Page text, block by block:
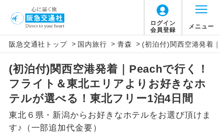
ログイン
会員登録
メニュー
阪急交通社トップ > 国内旅行 > 青森 > (初泊付)関西空港発着
(初泊付)関西空港発着｜Peachで行く！
フライト＆東北エリアよりお好きなホ
テルが選べる！東北フリー1泊4日間
東北６県・新潟からお好きなホテルをお選び頂けま
す♪（一部追加代金要）
【国内旅客施設使用料について】
旅行代金に国内旅客施設使用料は含まれてお
りません。別途お支払いが必要となります。
関空(2ﾀｰﾐﾅﾙ国内線出発)片道：大人510円、
子供510円
関空(2ﾀｰﾐﾅﾙ国内線到着)片道：大人510円、
子供510円
アイコン 説明
添乗員同行
往路出発空港（駅）から復路到着空港
（駅）まで同行します。
現地添乗員同
行
現地到着空港（駅）から最終日出発空港
（駅）まで添乗員が同行します。